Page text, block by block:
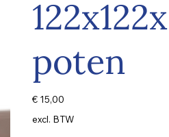
poten
Prijs
€ 15,00
excl. BTW